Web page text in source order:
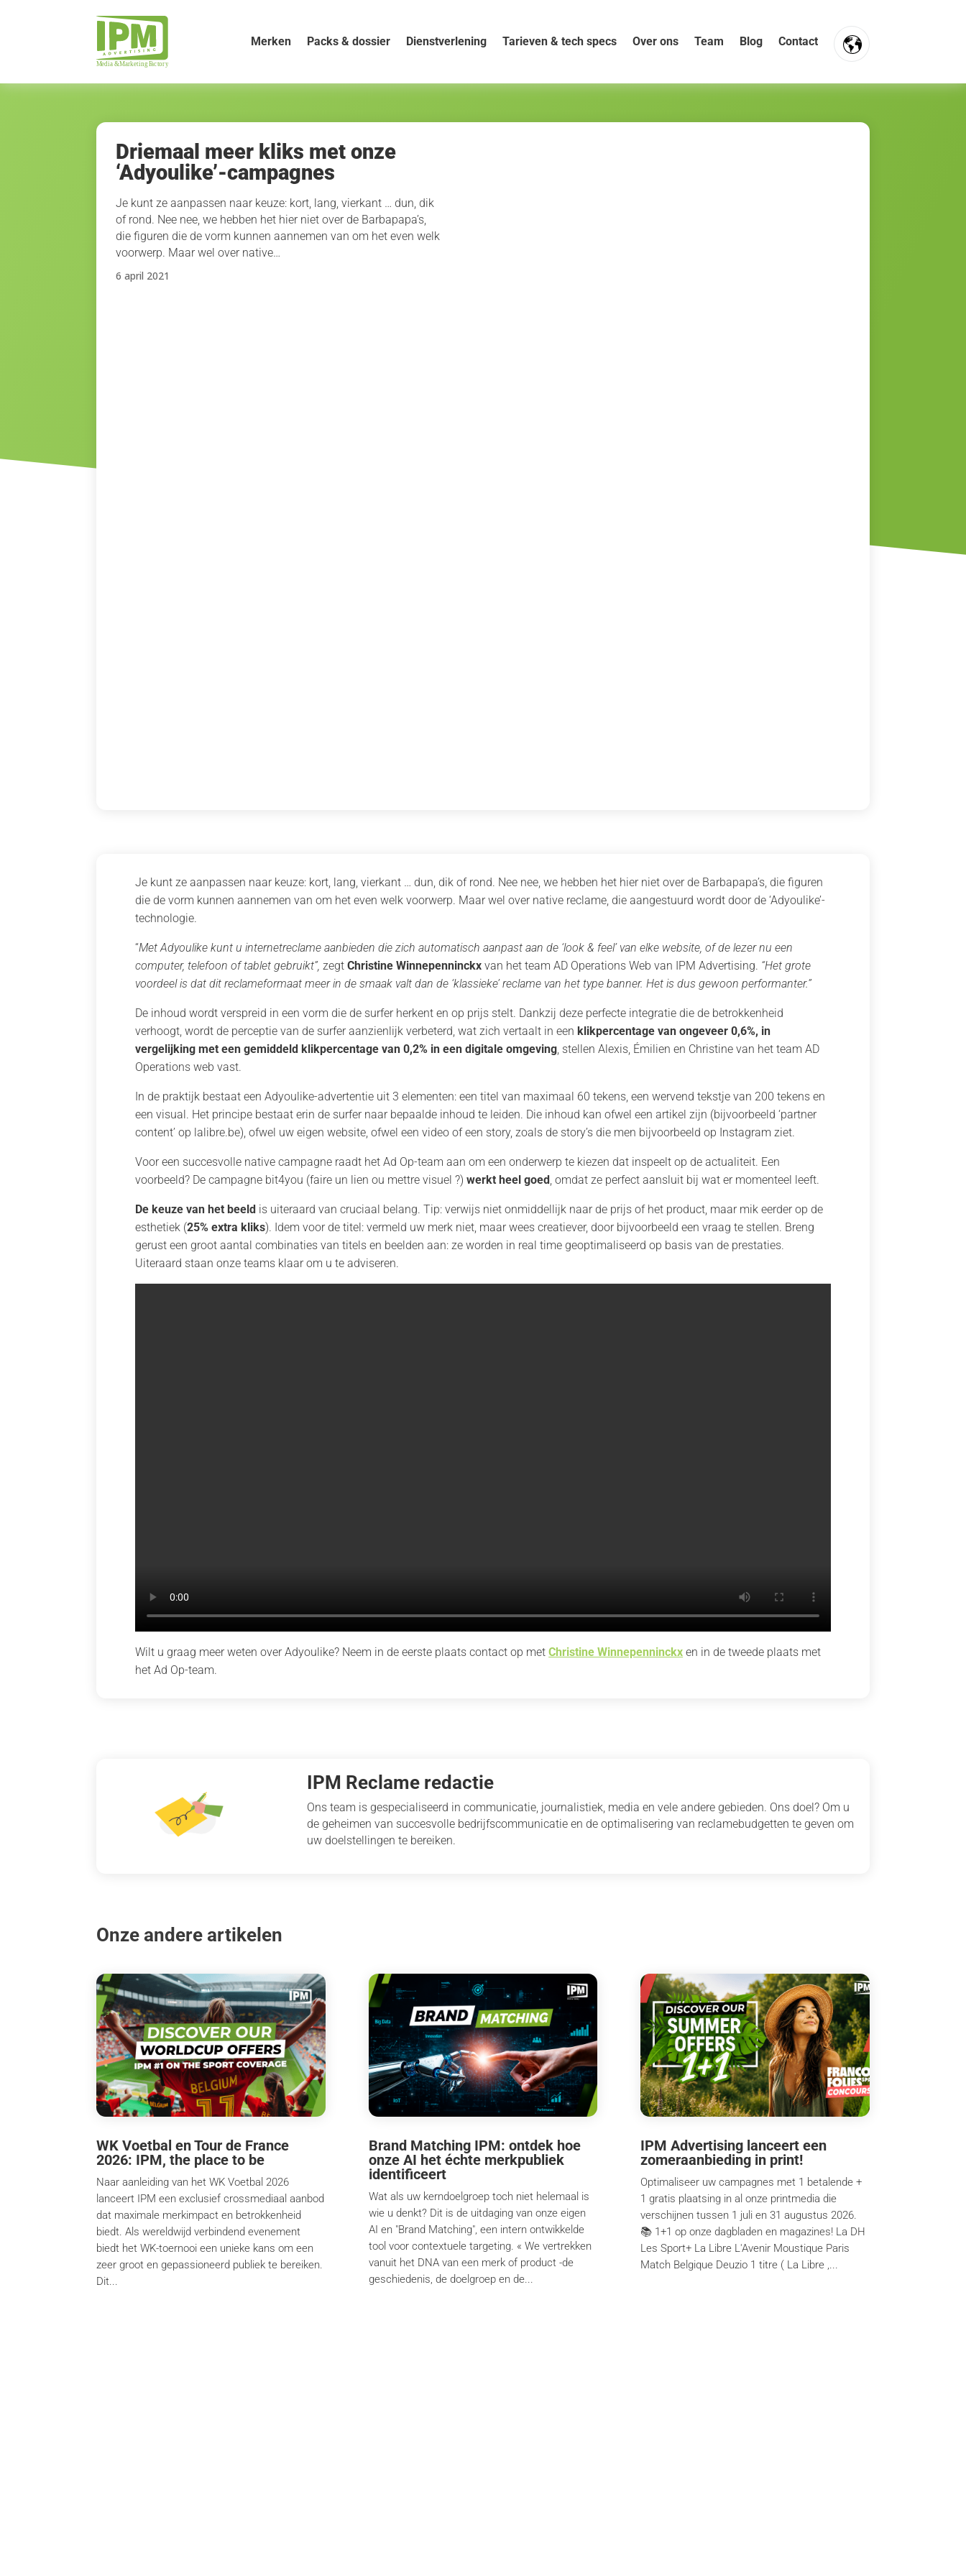
Merken Packs & dossier Dienstverlening Tarieven & tech specs Over ons Team Blog Contact
FR
Driemaal meer kliks met onze
‘Adyoulike’-campagnes
Je kunt ze aanpassen naar keuze: kort, lang, vierkant … dun, dik
of rond. Nee nee, we hebben het hier niet over de Barbapapa’s,
die figuren die de vorm kunnen aannemen van om het even welk
voorwerp. Maar wel over native…
6 april 2021
Je kunt ze aanpassen naar keuze: kort, lang, vierkant … dun, dik of rond. Nee nee, we hebben het hier niet over de Barbapapa’s, die figuren
die de vorm kunnen aannemen van om het even welk voorwerp. Maar wel over native reclame, die aangestuurd wordt door de ‘Adyoulike’-
technologie.
“Met Adyoulike kunt u internetreclame aanbieden die zich automatisch aanpast aan de ‘look & feel’ van elke website, of de lezer nu een
computer, telefoon of tablet gebruikt”, zegtChristine Winnepenninckx van het team AD Operations Web van IPM Advertising. “Het grote
voordeel is dat dit reclameformaat meer in de smaak valt dan de ‘klassieke’ reclame van het type banner. Het is dus gewoon performanter.”
De inhoud wordt verspreid in een vorm die de surfer herkent en op prijs stelt. Dankzij deze perfecte integratie die de betrokkenheid
verhoogt, wordt de perceptie van de surfer aanzienlijk verbeterd, wat zich vertaalt in eenklikpercentage van ongeveer 0,6%, in
vergelijking met een gemiddeld klikpercentage van 0,2% in een digitale omgeving, stellen Alexis, Émilien en Christine van het team AD
Operations web vast.
In de praktijk bestaat een Adyoulike-advertentie uit 3 elementen: een titel van maximaal 60 tekens, een wervend tekstje van 200 tekens en
een visual. Het principe bestaat erin de surfer naar bepaalde inhoud te leiden. Die inhoud kan ofwel een artikel zijn (bijvoorbeeld ‘partner
content’ op lalibre.be), ofwel uw eigen website, ofwel een video of een story, zoals de story’s die men bijvoorbeeld op Instagram ziet.
Voor een succesvolle native campagne raadt het Ad Op-team aan om een onderwerp te kiezen dat inspeelt op de actualiteit. Een
voorbeeld? De campagne bit4you (faire un lien ou mettre visuel ?)werkt heel goed, omdat ze perfect aansluit bij wat er momenteel leeft.
De keuze van het beeld is uiteraard van cruciaal belang. Tip: verwijs niet onmiddellijk naar de prijs of het product, maar mik eerder op de
esthetiek (25% extra kliks). Idem voor de titel: vermeld uw merk niet, maar wees creatiever, door bijvoorbeeld een vraag te stellen. Breng
gerust een groot aantal combinaties van titels en beelden aan: ze worden in real time geoptimaliseerd op basis van de prestaties.
Uiteraard staan onze teams klaar om u te adviseren.
Wilt u graag meer weten over Adyoulike? Neem in de eerste plaats contact op metChristine Winnepenninckx en in de tweede plaats met
het Ad Op-team.
IPM Reclame redactie
Ons team is gespecialiseerd in communicatie, journalistiek, media en vele andere gebieden. Ons doel? Om u
de geheimen van succesvolle bedrijfscommunicatie en de optimalisering van reclamebudgetten te geven om
uw doelstellingen te bereiken.
Onze andere artikelen
WK Voetbal en Tour de France
2026: IPM, the place to be
Naar aanleiding van het WK Voetbal 2026
lanceert IPM een exclusief crossmediaal aanbod
dat maximale merkimpact en betrokkenheid
biedt. Als wereldwijd verbindend evenement
biedt het WK-toernooi een unieke kans om een
zeer groot en gepassioneerd publiek te bereiken.
Dit...
Brand Matching IPM: ontdek hoe
onze AI het échte merkpubliek
identificeert
Wat als uw kerndoelgroep toch niet helemaal is
wie u denkt? Dit is de uitdaging van onze eigen
AI en "Brand Matching", een intern ontwikkelde
tool voor contextuele targeting. « We vertrekken
vanuit het DNA van een merk of product -de
geschiedenis, de doelgroep en de...
IPM Advertising lanceert een
zomeraanbieding in print!
Optimaliseer uw campagnes met 1 betalende +
1 gratis plaatsing in al onze printmedia die
verschijnen tussen 1 juli en 31 augustus 2026.
📚 1+1 op onze dagbladen en magazines! La DH
Les Sport+ La Libre L'Avenir Moustique Paris
Match Belgique Deuzio 1 titre ( La Libre ,...